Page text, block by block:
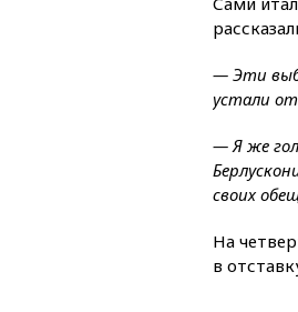
— Эти
устали
— Я же
своих
На
в